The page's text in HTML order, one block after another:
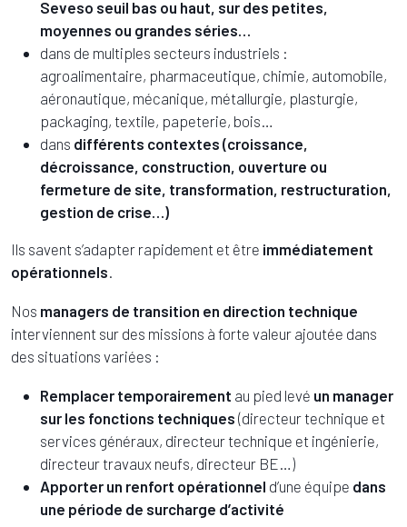
Seveso seuil bas ou haut, sur des petites,
moyennes ou grandes séries…
dans de multiples secteurs industriels :
agroalimentaire, pharmaceutique, chimie, automobile,
aéronautique, mécanique, métallurgie, plasturgie,
packaging, textile, papeterie, bois…
dans différents contextes (croissance,
décroissance, construction, ouverture ou
fermeture de site, transformation, restructuration,
gestion de crise…)
Ils savent s’adapter rapidement et être immédiatement
opérationnels.
Nos managers de transition en direction technique
interviennent sur des missions à forte valeur ajoutée dans
des situations variées :
Remplacer temporairement au pied levé un manager
sur les fonctions techniques (directeur technique et
services généraux, directeur technique et ingénierie,
directeur travaux neufs, directeur BE…)
Apporter un renfort opérationnel d’une équipe dans
une période de surcharge d’activité